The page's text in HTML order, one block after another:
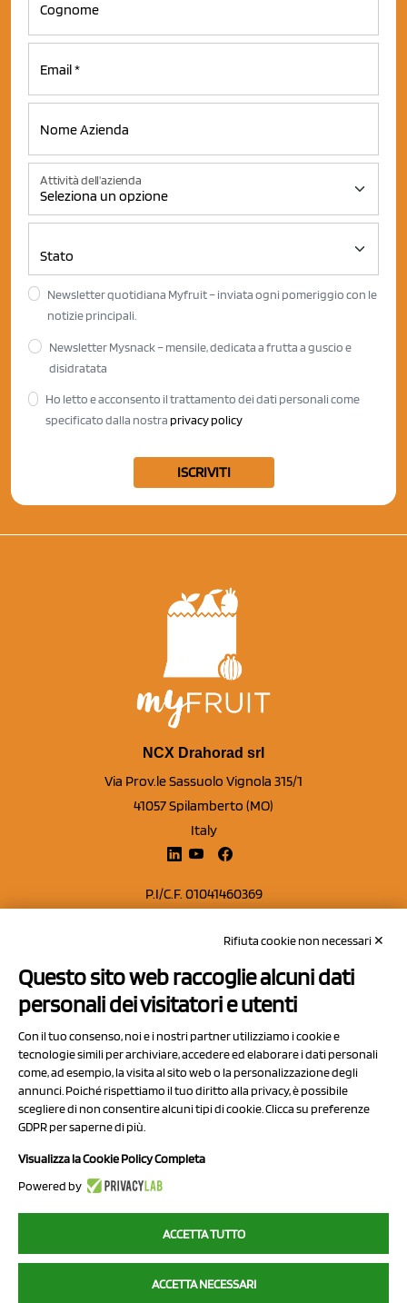
Attività dell'azienda
Newsletter quotidiana Myfruit – inviata ogni pomeriggio con le
notizie principali.
Newsletter Mysnack – mensile, dedicata a frutta a guscio e
disidratata
Ho letto e acconsento il trattamento dei dati personali come
specificato dalla nostra privacy policy
ISCRIVITI
NCX Drahorad srl
Via Prov.le Sassuolo Vignola 315/1
41057 Spilamberto (MO)
Italy
P.I/C.F. 01041460369
Capitale sociale Euro 50.000,00 i.v.
Contatti
Privacy Policy
Cookie Policy
Chi Siamo
2023 NCX Drahorad srl - All rights reserved
myfruit.it è parte del network diNCX DRAHORAD
NCX Drahorad - Via Provinciale Vignola-Sassuolo 315/1 - 41057
Rifiuta cookie non necessari ✕
Questo sito web raccoglie alcuni dati
personali dei visitatori e utenti
Con il tuo consenso, noi e i nostri partner utilizziamo i cookie e
tecnologie simili per archiviare, accedere ed elaborare i dati personali
come, ad esempio, la visita al sito web o la personalizzazione degli
annunci. Poiché rispettiamo il tuo diritto alla privacy, è possibile
scegliere di non consentire alcuni tipi di cookie. Clicca su preferenze
GDPR per saperne di più.
Visualizza la Cookie Policy Completa
Powered by
ACCETTA TUTTO
ACCETTA NECESSARI